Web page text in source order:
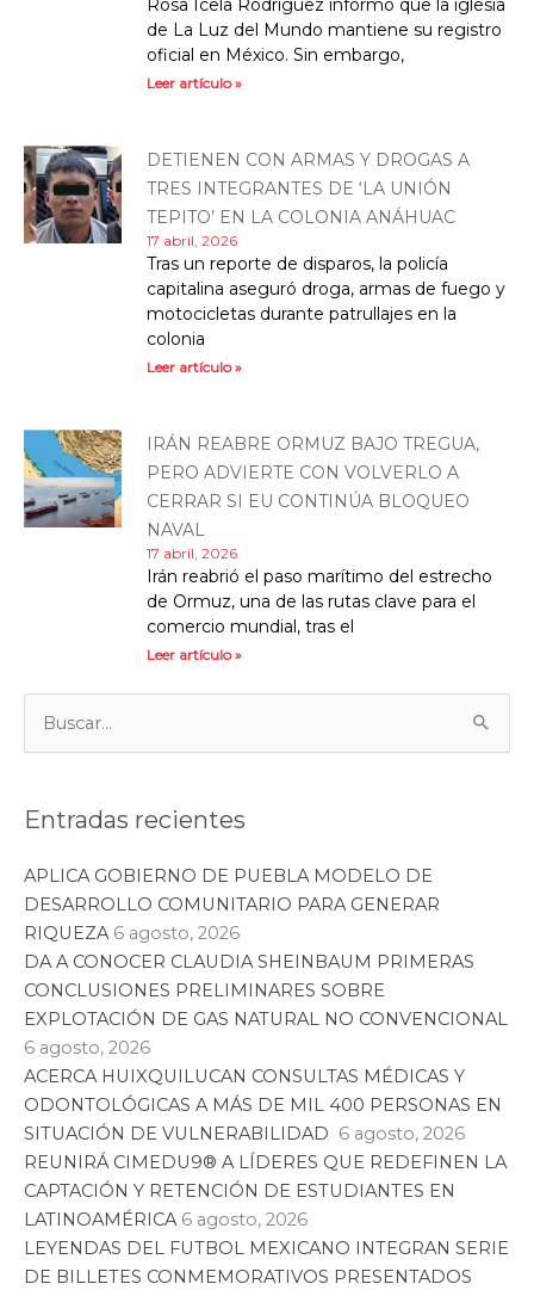
Rosa Icela Rodríguez informó que la iglesia
de La Luz del Mundo mantiene su registro
oficial en México. Sin embargo,
Leer artículo »
DETIENEN CON ARMAS Y DROGAS A
TRES INTEGRANTES DE ‘LA UNIÓN
TEPITO’ EN LA COLONIA ANÁHUAC
17 abril, 2026
Tras un reporte de disparos, la policía
capitalina aseguró droga, armas de fuego y
motocicletas durante patrullajes en la
colonia
Leer artículo »
IRÁN REABRE ORMUZ BAJO TREGUA,
PERO ADVIERTE CON VOLVERLO A
CERRAR SI EU CONTINÚA BLOQUEO
NAVAL
17 abril, 2026
Irán reabrió el paso marítimo del estrecho
de Ormuz, una de las rutas clave para el
comercio mundial, tras el
Leer artículo »
Buscar:
Entradas recientes
APLICA GOBIERNO DE PUEBLA MODELO DE
DESARROLLO COMUNITARIO PARA GENERAR
RIQUEZA 6 agosto, 2026
DA A CONOCER CLAUDIA SHEINBAUM PRIMERAS
CONCLUSIONES PRELIMINARES SOBRE
EXPLOTACIÓN DE GAS NATURAL NO CONVENCIONAL
6 agosto, 2026
ACERCA HUIXQUILUCAN CONSULTAS MÉDICAS Y
ODONTOLÓGICAS A MÁS DE MIL 400 PERSONAS EN
SITUACIÓN DE VULNERABILIDAD 6 agosto, 2026
REUNIRÁ CIMEDU9®️ A LÍDERES QUE REDEFINEN LA
CAPTACIÓN Y RETENCIÓN DE ESTUDIANTES EN
LATINOAMÉRICA 6 agosto, 2026
LEYENDAS DEL FUTBOL MEXICANO INTEGRAN SERIE
DE BILLETES CONMEMORATIVOS PRESENTADOS